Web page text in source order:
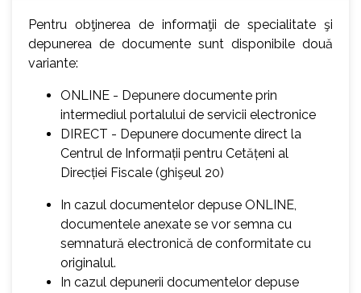
Pentru obţinerea de informaţii de specialitate şi
depunerea de documente sunt disponibile două
variante:
ONLINE - Depunere documente prin
intermediul portalului de servicii electronice
DIRECT - Depunere documente direct la
Centrul de Informații pentru Cetățeni al
Direcției Fiscale (ghişeul 20)
In cazul documentelor depuse ONLINE,
documentele anexate se vor semna cu
semnatură electronică de conformitate cu
originalul.
In cazul depunerii documentelor depuse